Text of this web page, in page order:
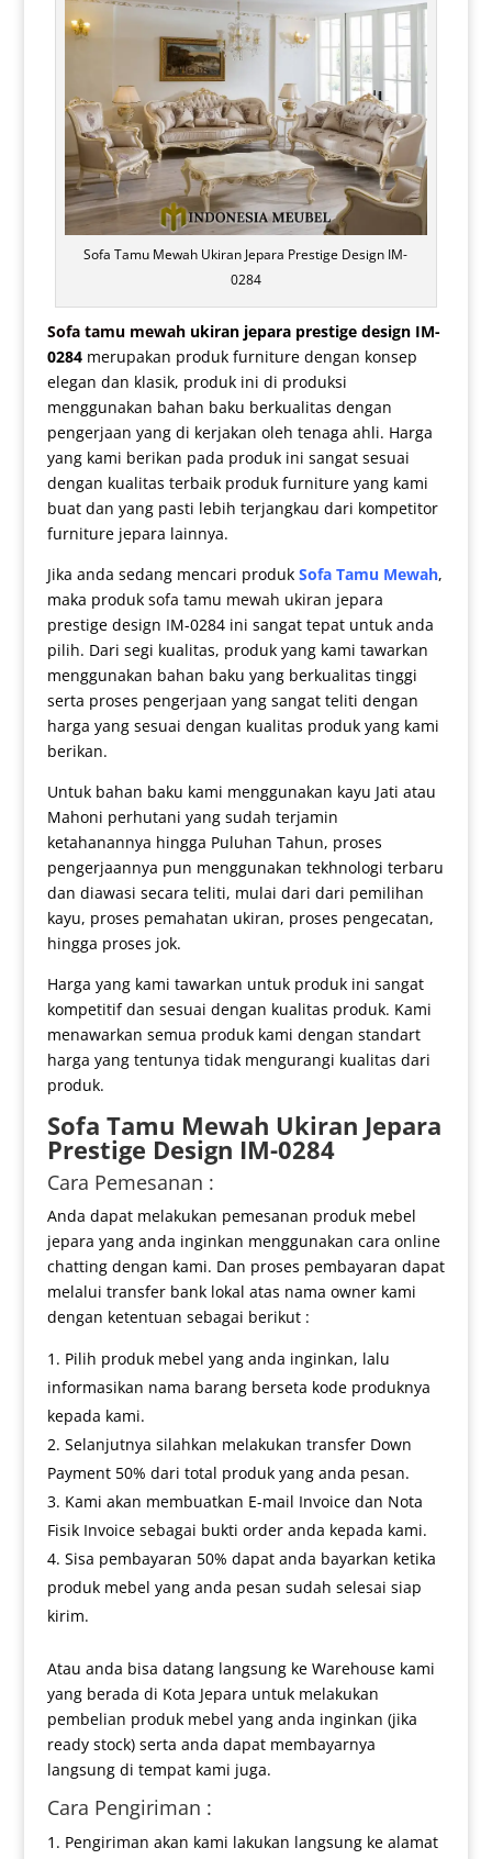
Sofa Tamu Mewah Ukiran Jepara Prestige Design IM-
0284
Sofa tamu mewahukiran jepara prestige design IM-
0284merupakan produk furniture dengan konsep
elegan dan klasik, produk ini di produksi
menggunakan bahan baku berkualitas dengan
pengerjaan yang di kerjakan oleh tenaga ahli. Harga
yang kami berikan pada produk ini sangat sesuai
dengan kualitas terbaik produk furniture yang kami
buat dan yang pasti lebih terjangkau dari kompetitor
furniture jepara lainnya.
Jika anda sedang mencari produk Sofa Tamu Mewah,
maka produk sofa tamu mewah ukiran jepara
prestige design IM-0284 ini sangat tepat untuk anda
pilih. Dari segi kualitas, produk yang kami tawarkan
menggunakan bahan baku yang berkualitas tinggi
serta proses pengerjaan yang sangat teliti dengan
harga yang sesuai dengan kualitas produk yang kami
berikan.
Untuk bahan baku kami menggunakan kayu Jati atau
Mahoni perhutani yang sudah terjamin
ketahanannya hingga Puluhan Tahun, proses
pengerjaannya pun menggunakan tekhnologi terbaru
dan diawasi secara teliti, mulai dari dari pemilihan
kayu, proses pemahatan ukiran, proses pengecatan,
hingga proses jok.
Harga yang kami tawarkan untuk produk ini sangat
kompetitif dan sesuai dengan kualitas produk. Kami
menawarkan semua produk kami dengan standart
harga yang tentunya tidak mengurangi kualitas dari
produk.
Sofa Tamu Mewah Ukiran Jepara
Prestige Design IM-0284
Cara Pemesanan :
Anda dapat melakukan pemesanan produk mebel
jepara yang anda inginkan menggunakan cara online
chatting dengan kami. Dan proses pembayaran dapat
melalui transfer bank lokal atas nama owner kami
dengan ketentuan sebagai berikut :
Pilih produk mebel yang anda inginkan, lalu
informasikan nama barang berseta kode produknya
kepada kami.
Selanjutnya silahkan melakukan transfer Down
Payment 50% dari total produk yang anda pesan.
Kami akan membuatkan E-mail Invoice dan Nota
Fisik Invoice sebagai bukti order anda kepada kami.
Sisa pembayaran 50% dapat anda bayarkan ketika
produk mebel yang anda pesan sudah selesai siap
kirim.
Atau anda bisa datang langsung ke Warehouse kami
yang berada di Kota Jepara untuk melakukan
pembelian produk mebel yang anda inginkan (jika
ready stock) serta anda dapat membayarnya
langsung di tempat kami juga.
Cara Pengiriman :
Pengiriman akan kami lakukan langsung ke alamat